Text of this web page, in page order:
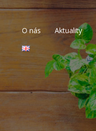
O nás Aktuality